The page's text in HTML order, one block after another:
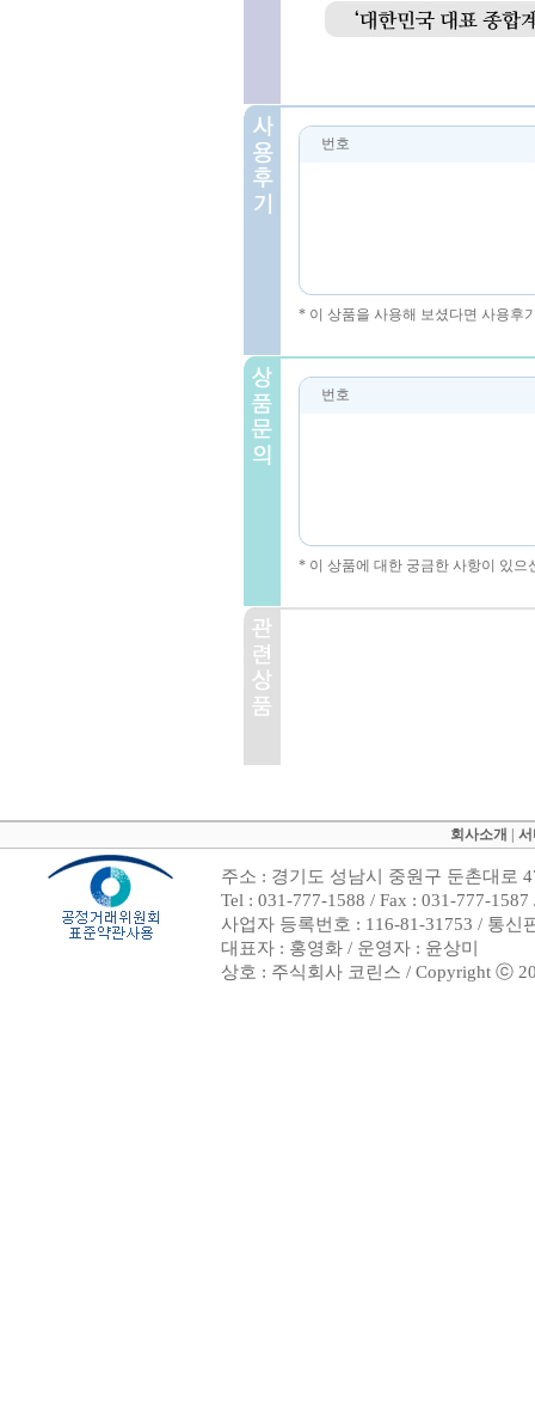
번호
* 이 상품을 사용해 보셨다면 사용후
번호
* 이 상품에 대한 궁금한 사항이 있
회사소개
주소 : 경기도 성남시 중원구 둔촌대로
Tel : 031-777-1588 / Fax : 031-777-
사업자 등록번호 : 116-81-31753 / 통신
대표자 : 홍영화 / 운영자 : 윤상미
상호 : 주식회사 코린스 / Copyright ⓒ